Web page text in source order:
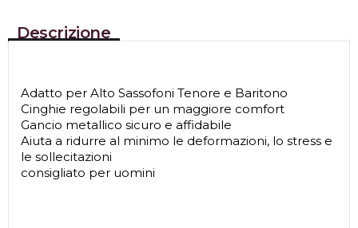
Descrizione
Adatto per Alto Sassofoni Tenore e Baritono
Cinghie regolabili per un maggiore comfort
Gancio metallico sicuro e affidabile
Aiuta a ridurre al minimo le deformazioni, lo stress e
le sollecitazioni
consigliato per uomini